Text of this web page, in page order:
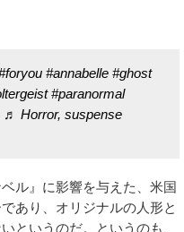
#annabelle #ghost
#paranormal
♬ Horror, suspense
ル』に影響を与えた、米国
あり、オリジナルの人形と
というのだ。というのも、